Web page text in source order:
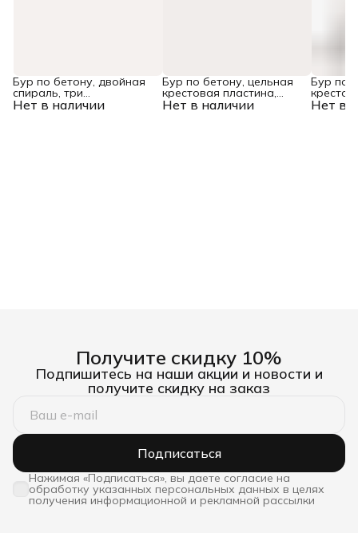
Нет в наличии
Бур по бетону, двойная
спираль, три
пылеотводящие кромки, Нет в наличии
Бур по бетону, цельная
крестовая пластина,
12x315 мм, SDS PLUS Нет в
Бур по
10x165
Получите скидку 10%
Подпишитесь на наши акции и новости и
получите скидку на заказ
Подписаться
Нажимая «Подписаться», вы даете согласие на
обработку указанных персональных данных в целях
получения информационной и рекламной рассылки